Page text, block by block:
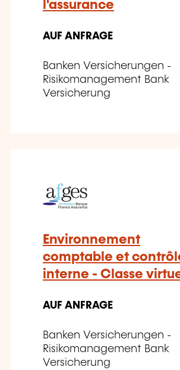
l'assurance
AUF ANFRAGE
Banken Versicherungen -
Risikomanagement Bank
Versicherung
Environnement
comptable et
interne - Classe
AUF ANFRAGE
Banken Versicherungen -
Risikomanagement Bank
Versicherung